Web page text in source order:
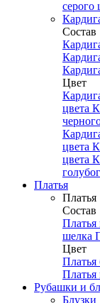
серого
Состав
Цвет
цвета
цвета
цвета
Платья
Платья
Состав
Платья
шелка
Цвет
Платья
Платья
Рубашки и
Блузки